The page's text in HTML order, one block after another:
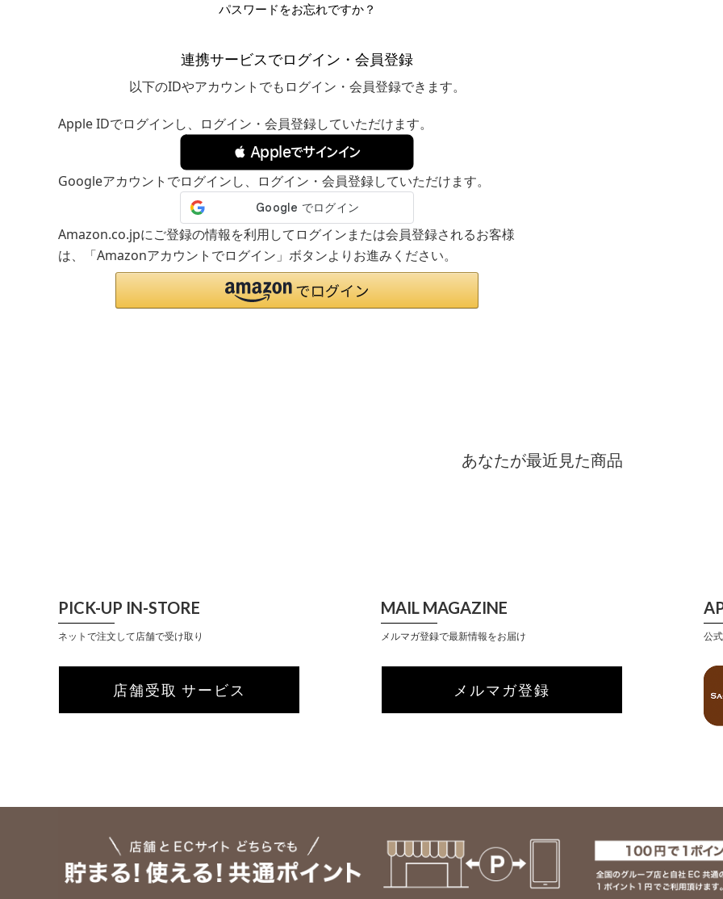
パスワードをお忘れですか？
連携サービスでログイン・会員登録
以下のIDやアカウントでもログイン・会員登録できます。
Apple IDでログインし、ログイン・会員登録していただけます。
 Appleでサインイン
Googleアカウントでログインし、ログイン・会員登録していただけます。
Amazon.co.jpにご登録の情報を利用してログインまたは会員登録されるお客様
は、「Amazonアカウントでログイン」ボタンよりお進みください。
あなたが最近見た商品
PICK-UP IN-STORE
ネットで注文して店舗で受け取り
店舗受取 サービス
MAIL MAGAZINE
メルマガ登録で最新情報をお届け
メルマガ登録
公